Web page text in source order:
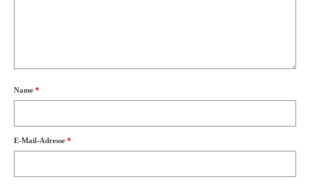
Name *
E-Mail-Adresse *